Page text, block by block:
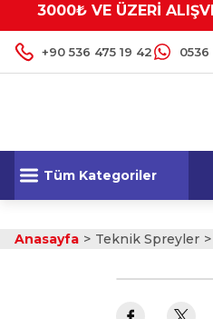
3000₺ VE ÜZERİ
+90 536 475 19 42 0536
Tüm Kategoriler
Anasayfa Teknik Spreyler